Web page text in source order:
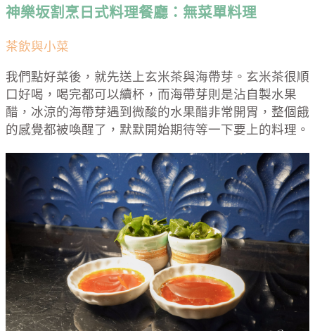
神樂坂割烹日式料理餐廳： 無菜單料理
茶飲與小菜
我們點好菜後，就先送上玄米茶與海帶芽。玄米茶很順
口好喝，喝完都可以續杯，而海帶芽則是沾自製水果
醋，冰涼的海帶芽遇到微酸的水果醋非常開胃，整個餓
的感覺都被喚醒了，默默開始期待等一下要上的料理。